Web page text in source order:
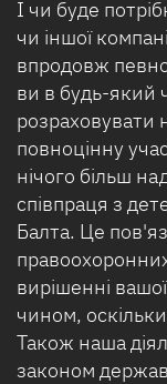
І чи буде
чи іншої
впродовж
ви в будь-який
розраховувати
повноцінну
нічого більш
співпраця з
Балта. Це
вирішенні
чином,
Також наша
законом